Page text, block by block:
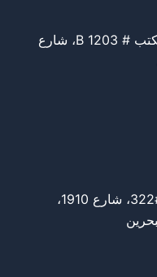
فندق ومكاتب برج بلازا، الطابق 12، مكتب # 1203 B، شارع
برج دار العز، مكتب رقم 135، مبنى #322، شارع 1910،